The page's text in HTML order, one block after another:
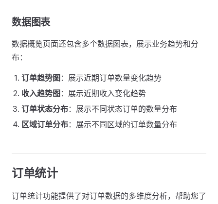
数据图表
数据概览页面还包含多个数据图表，展示业务趋势和分
布：
订单趋势图 ：展示近期订单数量变化趋势
收入趋势图 ：展示近期收入变化趋势
订单状态分布：展示不同状态订单的数量分布
区域订单分布：展示不同区域的订单数量分布
订单统计
订单统计功能提供了对订单数据的多维度分析，帮助您了